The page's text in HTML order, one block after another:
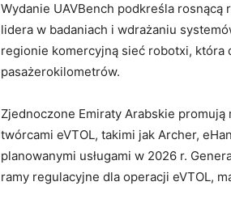
Wydanie UAVBench podkreśla
lidera w badaniach i wdrażaniu
regionie komercyjną sieć robotxi,
pasażerokilometrów.
Zjednoczone Emiraty Arabskie
twórcami eVTOL, takimi jak Archer,
planowanymi usługami w 2026 r.
ramy regulacyjne dla operacji eVTOL,